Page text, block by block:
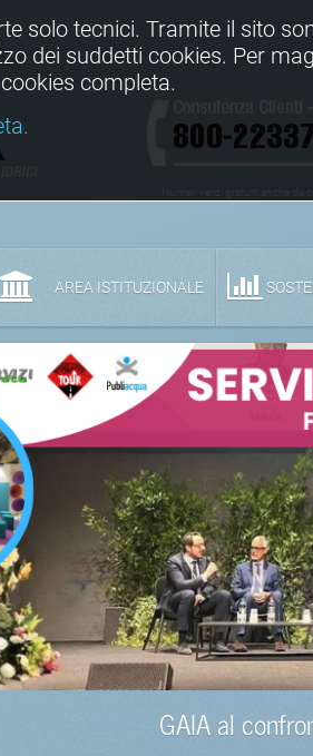
AREA ISTITUZIONALE
GAIA al
solo tecnici. Tramite il sito
dei suddetti cookies. Per
completa.